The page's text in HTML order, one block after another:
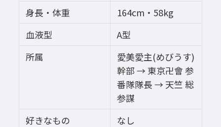
身長・体重
164cm・58kg
血液型
A型
所属
愛美愛主(めびうす)
幹部 → 東京卍會 参
番隊隊長 → 天竺 総
参謀
好きなもの
なし